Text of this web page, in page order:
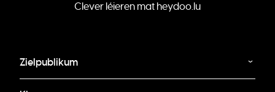
Clever léieren mat heydoo.lu
Zielpublikum